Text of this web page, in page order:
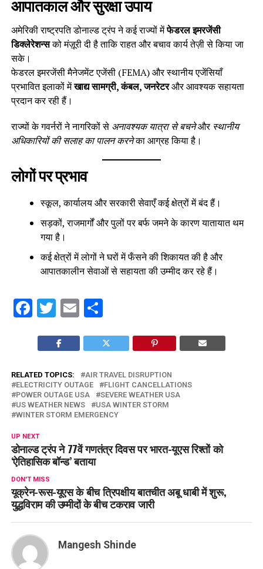
आपातकाल और सुरक्षा उपाय
अमेरिकी राष्ट्रपति डोनाल्ड ट्रंप ने कई राज्यों मेंफेडरल इमरजेंसी
डिक्लेरेशन्सको मंज़ूरी दी है ताकि राहत और बचाव कार्य तेज़ी से किया जा
सके।
फेडरल इमरजेंसी मैनेजमेंट एजेंसी (FEMA) और स्थानीय एजेंसियाँ
प्रभावित इलाकों मेंखाद्य सामग्री, कंबल, जनरेटरऔर आवश्यक सहायता
प्रदान कर रही हैं।
राज्यों के गवर्नरों ने नागरिकों से अनावश्यक यात्रा से बचनेऔर स्थानीय
अधिकारियों की सलाह का पालन करनेका आग्रह किया है।
लोगों पर प्रभाव
स्कूल, कार्यालय और सरकारी सेवाएँ कई क्षेत्रों में बंद हैं।
सड़कों, राजमार्गों और पुलों पर बर्फ जमने के कारण यातायात थम
गया है।
कई क्षेत्रों में लोगों ने घरों में फँसने की शिकायत की है और
आपातकालीन सेवाओं से सहायता की उम्मीद कर रहे हैं।
Facebook
Twitter
EmailShare
RELATED TOPICS:
AIR TRAVEL DISRUPTION
ELECTRICITY OUTAGE
FLIGHT CANCELLATIONS
POWER OUTAGE USA
SEVERE WEATHER USA
US WEATHER NEWS
USA WINTER STORM
WINTER STORM EMERGENCY
UP NEXT
डोनाल्ड ट्रंप ने 77वें गणतंत्र दिवस पर भारत-यूएस रिश्तों को
‘ऐतिहासिक बॉन्ड’ बताया
DON'T MISS
यूक्रेन-रूस-यूएस के बीच त्रिपक्षीय बातचीत अबू धाबी में शुरू,
युद्धविराम की उम्मीदों के बीच टकराव जारी
Mangesh Shinde